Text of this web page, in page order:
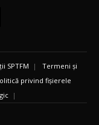
SPTFM | Termeni și
privind fișierele
|